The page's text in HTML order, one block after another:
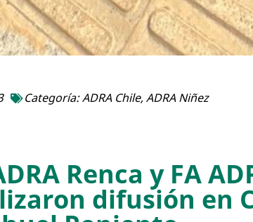
Categoría:ADRA Chile,ADRA Niñez
Renca y FA
difusión en